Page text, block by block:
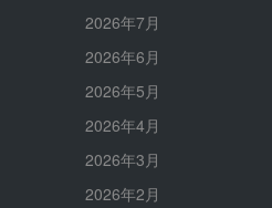
2026年7月
2026年6月
2026年5月
2026年4月
2026年3月
2026年2月